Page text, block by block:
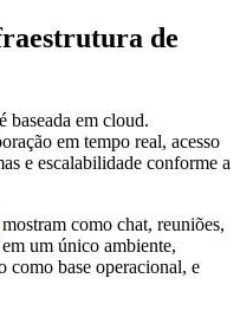
de
baseada em cloud.
em tempo real, acesso
e escalabilidade conforme a
mostram como chat, reuniões,
um único ambiente,
como base operacional, e